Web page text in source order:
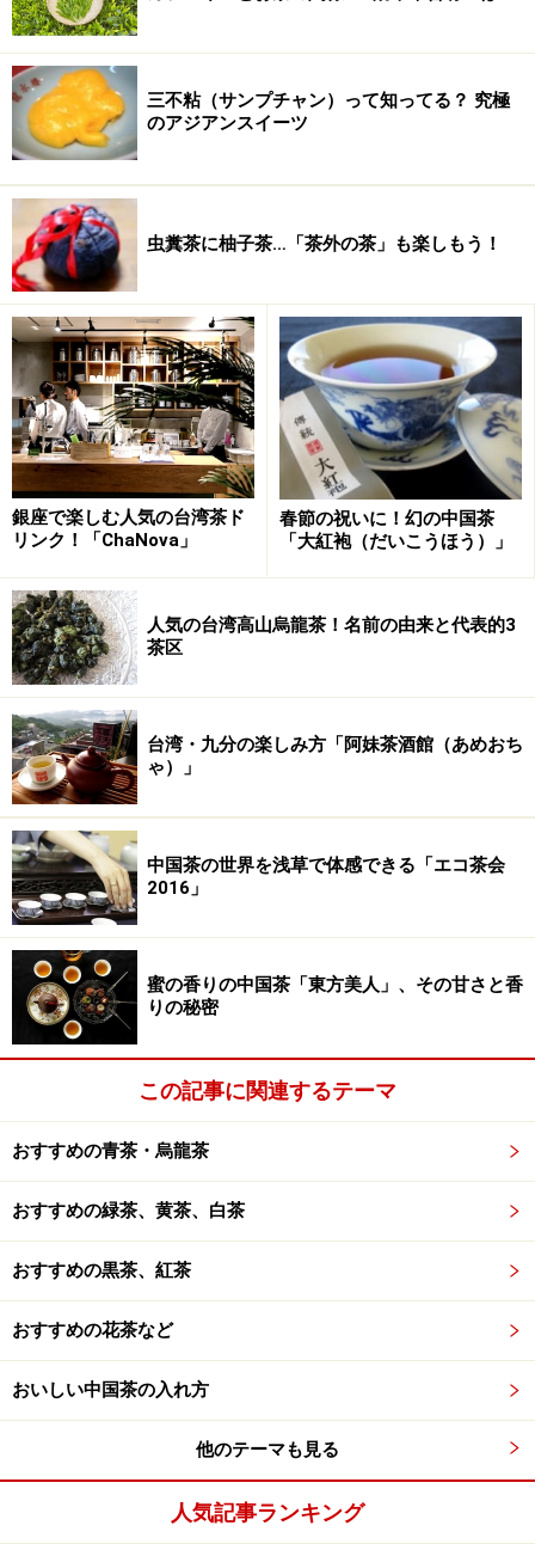
原木が数種類残されており、それぞれ「蜜蘭香」、「東
方香」、「黄枝香」、「芝蘭香」などと呼ばれていま
す。とある茶園には、「宋茶」という字が刻まれた石が
置かれていますが、ここのお茶は毛沢東に献上されたこ
とから「東方紅」と呼ばれています。現在ではこれらを
挿し木で増やしてあちこちで栽培されているので、「八
仙」、「玉蘭香」、「桂花香」、「蜜香」など、80を超
える様々な名前がつけられています。
■ 蜜蘭香単[木叢]
その中でも「蜜蘭香（みつ
らんこう：Mi Lan Xiang）」
は、ライチの香りとでもい
うような、とてもしとやか
でかつかぐわしい香りのす
るお茶として知られています。鳳凰単[木叢]の品種は水仙
種ですが、この品種は非常にタンニン分が多く、ともす
ると苦味が出やすいお茶なのですが、この蜜蘭香は、比
較的苦味の出にくい、香りと味のバランスのとても良く
取れたお茶で、日本にもファンの多いお茶なのです。透
明感あふれるお茶で、ほんのりとサロメチールのような
爽快感を持っているお茶でもあります。
ところで、このお茶は一般
的には春と冬に摘まれ、冬
と呼ばれるお茶があります。これは、なんと一年にたっ
た1回しか摘まないスペシャルティーなのだとか。しか
も春に摘むのではなく、冬至から小雪の間にだけ、大き
く育った茶葉を積んで丁寧に製茶したもの。雪と霜に耐
えた茶葉は、30種以上のアミノ酸が含まれているため、
上品な中に力強い香りと味をもち、味と香りが微妙に変
が、その代わり、口の中で非常にボディーのある味わい
が広がり、そして蜜蘭香独特のやさしい香りが鼻の奥と
口中に漂います。それはそれは絶品のお茶です。残念な
がら生産量がとても少ないので日本ではなかなかお目に
かかれませんが、もし出会うことができたら一度は試し
ていただきたいお茶です。個人的には、今回ご紹介した
雪片蜜蘭香がこの冬一番の絶品でした。
あまり難しく考える必要は
三不粘（サンプチャン）って知ってる？ 究極
のアジアンスイーツ
虫糞茶に柚子茶…「茶外の茶」も楽しもう！
銀座で楽しむ人気の台湾茶ド
リンク！「ChaNova」
春節の祝いに！幻の中国茶
「大紅袍（だいこうほう）」
人気の台湾高山烏龍茶！名前の由来と代表的3
茶区
台湾・九分の楽しみ方「阿妹茶酒館（あめおち
ゃ）」
中国茶の世界を浅草で体感できる「エコ茶会
2016」
蜜の香りの中国茶「東方美人」、その甘さと香
りの秘密
この記事に関連するテーマ
おすすめの青茶・烏龍茶
おすすめの緑茶、黄茶、白茶
おすすめの黒茶、紅茶
おすすめの花茶など
おいしい中国茶の入れ方
他のテーマも見る
人気記事ランキング